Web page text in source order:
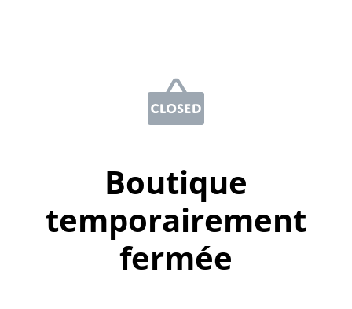
Boutique
temporairement
fermée